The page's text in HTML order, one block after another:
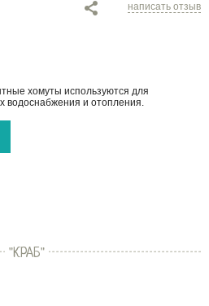
написать отзыв
хомуты используются для
водоснабжения и отопления.
"КРАБ"